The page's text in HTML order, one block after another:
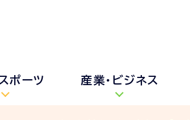
ポーツ 産業・ビジネス